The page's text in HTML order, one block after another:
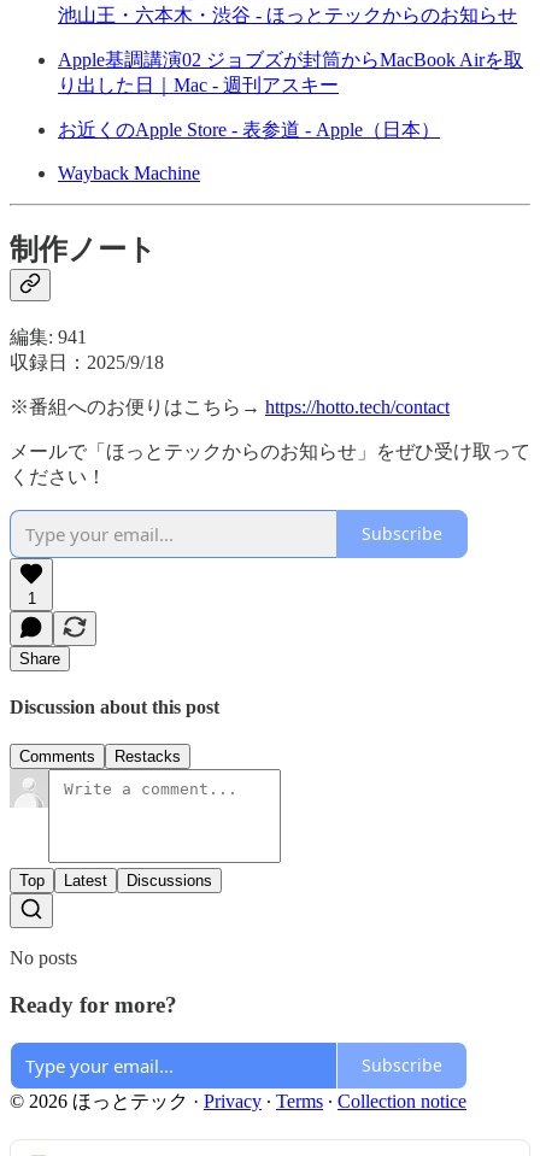
池山王・六本木・渋谷 - ほっとテックからのお知らせ
Apple基調講演02 ジョブズが封筒からMacBook Airを取
り出した日｜Mac - 週刊アスキー
お近くのApple Store - 表参道 - Apple（日本）
Wayback Machine
制作ノート
編集: 941
収録日：2025/9/18
※番組へのお便りはこちら→ https://hotto.tech/contact
メールで「ほっとテックからのお知らせ」をぜひ受け取って
ください！
Subscribe
1
Share
Discussion about this post
Comments Restacks
Top Latest Discussions
No posts
Ready for more?
Subscribe
© 2026 ほっとテック · Privacy ∙ Terms ∙ Collection notice